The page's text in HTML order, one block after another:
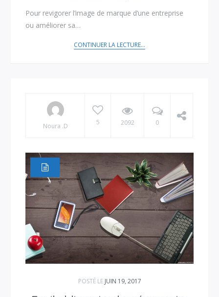
Pour revigorer l’image de marque d’une entreprise
ou améliorer sa…
CONTINUER LA LECTURE...
Noura .D 5 2092 0
POSTÉ LE JUIN 19, 2017